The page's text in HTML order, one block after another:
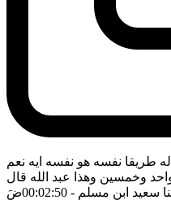
له طريقا نفسه هو نفسه ايه نعم
وخمسين وهذا عبد الله قال
سعيد ابن مسلم - 00:02:50 ضَ